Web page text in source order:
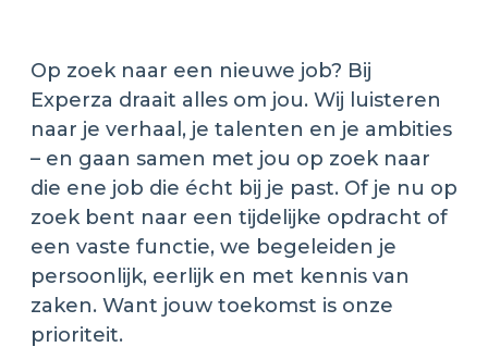
Op zoek naar een nieuwe job? Bij
Experza draait alles om jou. Wij luisteren
naar je verhaal, je talenten en je ambities
– en gaan samen met jou op zoek naar
die ene job die écht bij je past. Of je nu op
zoek bent naar een tijdelijke opdracht of
een vaste functie, we begeleiden je
persoonlijk, eerlijk en met kennis van
zaken. Want jouw toekomst is onze
prioriteit.